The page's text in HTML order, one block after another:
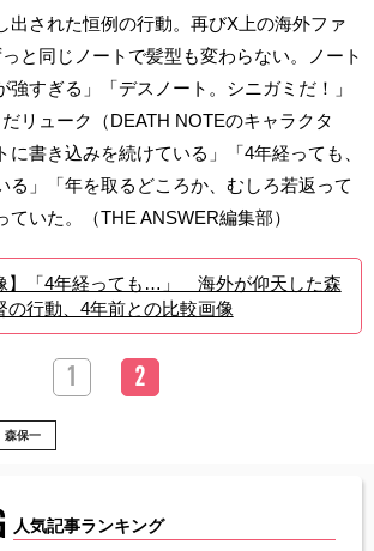
された恒例の行動。再びX上の海外ファ
と同じノートで髪型も変わらない。ノート
強すぎる」「デスノート。シニガミだ！」
だリューク（DEATH NOTEのキャラクタ
に書き込みを続けている」「4年経っても、
る」「年を取るどころか、むしろ若返って
ていた。（THE ANSWER編集部）
】「4年経っても…」 海外が仰天した森
の行動、4年前との比較画像
1 2
森保一
人気記事ランキング